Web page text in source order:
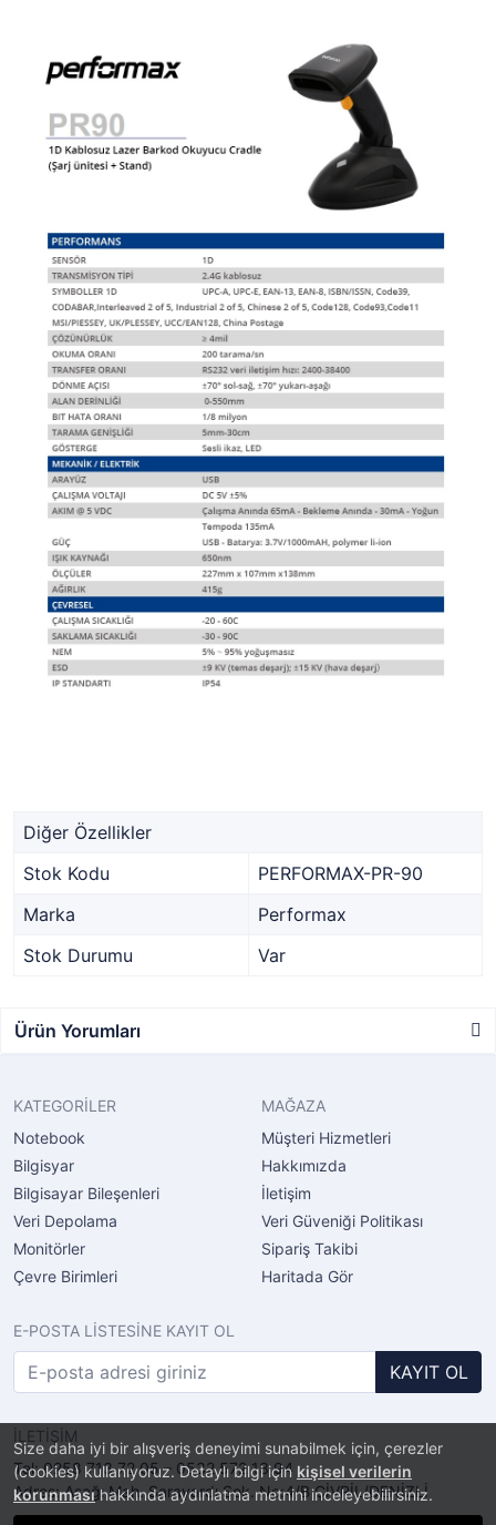
Size daha iyi bir alışveriş deneyimi sunabilmek için, çerezler
(cookies) kullanıyoruz. Detaylı bilgi için kişisel verilerin
korunmasıhakkında aydınlatma metnini inceleyebilirsiniz.
Diğer Özellikler
Stok Kodu
PERFORMAX-PR-90
Marka
Performax
Stok Durumu
Var
Ürün Yorumları
KATEGORİLER
Notebook
Bilgisyar
Bilgisayar Bileşenleri
Veri Depolama
Monitörler
Çevre Birimleri
MAĞAZA
Müşteri Hizmetleri
Hakkımızda
İletişim
Veri Güveniği Politikası
Sipariş Takibi
Haritada Gör
E-POSTA LİSTESİNE KAYIT OL
KAYIT OL
İLETİŞİM
Tel: 0258 713 72 05 – 0532 572 13 94
Adres: Aşağı Mah. Sarayardı Sok. No:4/B ÇİVRİL/DENİZLİ